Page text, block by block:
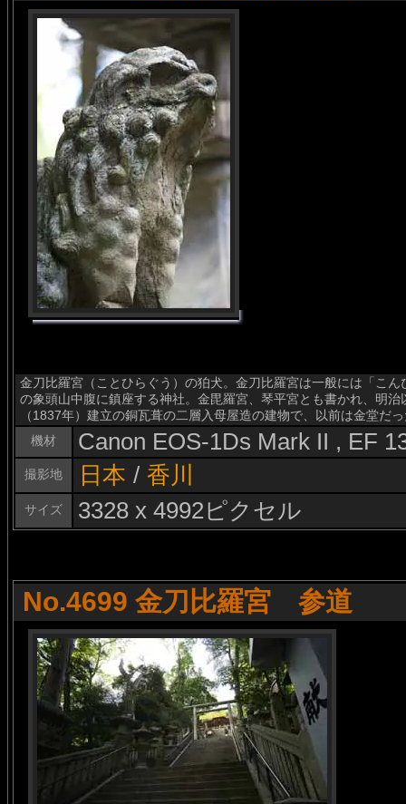
金刀比羅宮（ことひらぐう）の狛犬。金刀比羅宮は一般には「こ
の象頭山中腹に鎮座する神社。金毘羅宮、琴平宮とも書かれ、明
（1837年）建立の銅瓦葺の二層入母屋造の建物で、以前は金堂だ
機材
Canon EOS-1Ds Mark II , EF
撮影地 日本 / 香川
サイズ 3328 x 4992ピクセル
No.4699 金刀比羅宮 参道